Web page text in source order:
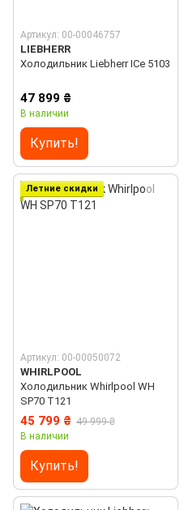
Артикул: 00-00046757
LIEBHERR
Холодильник Liebherr ICe 5103
47 899 ₴
В наличии
Купить!
Летние скидки
Артикул: 00-00050072
WHIRLPOOL
Холодильник Whirlpool WH
SP70 T121
45 799 ₴ 49 999 ₴
В наличии
Купить!